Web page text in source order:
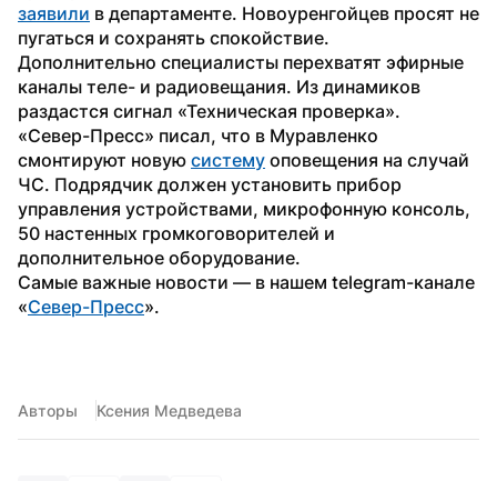
заявили в департаменте. Новоуренгойцев просят не
пугаться и сохранять спокойствие.
Дополнительно специалисты перехватят эфирные
каналы теле- и радиовещания. Из динамиков
раздастся сигнал «Техническая проверка».
«Север-Пресс» писал, что в Муравленко
смонтируют новую систему оповещения на случай
ЧС. Подрядчик должен установить прибор
управления устройствами, микрофонную консоль,
50 настенных громкоговорителей и
дополнительное оборудование.
Самые важные новости — в нашем telegram-канале
«Север-Пресс».
Авторы Ксения Медведева